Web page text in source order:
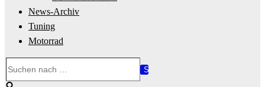
News-Archiv
Tuning
Motorrad
nach …